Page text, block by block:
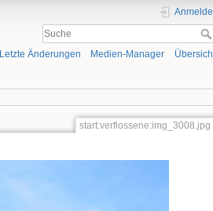
Letzte Änderungen Medien-Manager
start:verflossene:img_3008.jpg